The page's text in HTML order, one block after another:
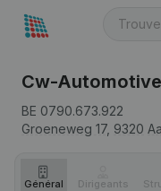
Cw-Automotive
BE 0790.673.922
Groeneweg 17, 9320
Général Dirigeants